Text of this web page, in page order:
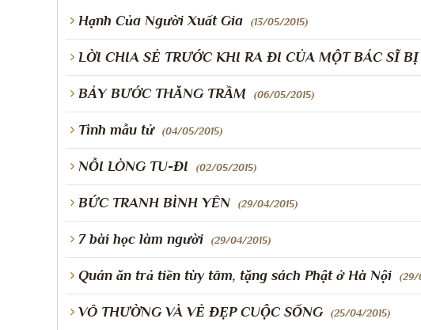
Hạnh Của Người Xuất Gia (13/05/2015)
LỜI CHIA SẺ TRƯỚC KHI RA ĐI CỦA MỘT BÁC SĨ
BẢY BƯỚC THĂNG TRẦM (06/05/2015)
Tình mẫu tử (04/05/2015)
NỖI LÒNG TU-ĐI (02/05/2015)
BỨC TRANH BÌNH YÊN (29/04/2015)
7 bài học làm người (29/04/2015)
Quán ăn trả tiền tùy tâm, tặng sách Phật ở Hà Nội (29/
VÔ THƯỜNG VÀ VẺ ĐẸP CUỘC SỐNG (25/04/2015)